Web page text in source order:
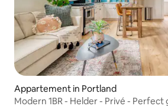
Appartement in Portland
Modern 1BR - Helder - Privé - Perfect